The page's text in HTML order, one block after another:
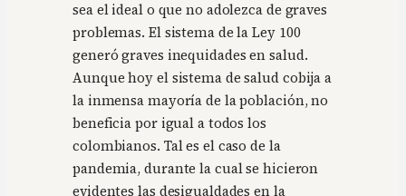
sea el ideal o que no adolezca de graves
problemas. El sistema de la Ley 100
generó graves inequidades en salud.
Aunque hoy el sistema de salud cobija a
la inmensa mayoría de la población, no
beneficia por igual a todos los
colombianos. Tal es el caso de la
pandemia, durante la cual se hicieron
evidentes las desigualdades en la